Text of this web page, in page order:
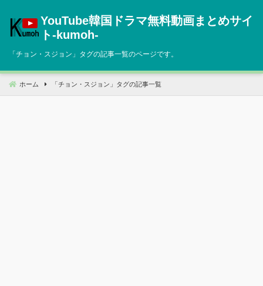
へ
動
YouTube韓国ドラマ無料動画まとめサイ
ト‐kumoh‐
「チョン・スジョン 」タグの記事一覧のページです。
ホーム 「 チョン・スジョン 」タグの記事一覧